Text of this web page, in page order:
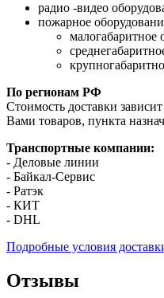
радио -видео
пожарное
малогабаритное
По регионам РФ
Стоимость доставки
Вами товаров, пункта
Транспортные компании:
- Деловые линии
- Байкал-Сервис
- Ратэк
- КИТ
- DHL
Подробные условия
Отзывы